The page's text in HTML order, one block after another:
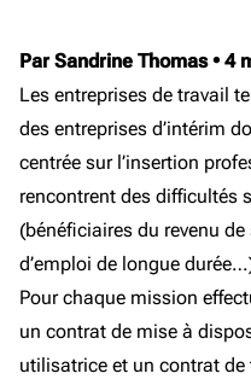
Par Sandrine Thomas• 4
Les entreprises de travail
des entreprises d’intérim
centrée sur l’insertion
rencontrent des difficultés
(bénéficiaires du revenu
d’emploi de longue
Pour chaque mission
un contrat de mise à
utilisatrice et un contrat